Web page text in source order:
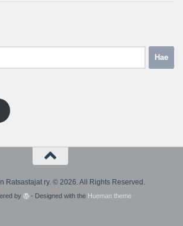
Ratsastajat ry. © 2026. All Rights Reserved.
by - Designed with the Hueman theme